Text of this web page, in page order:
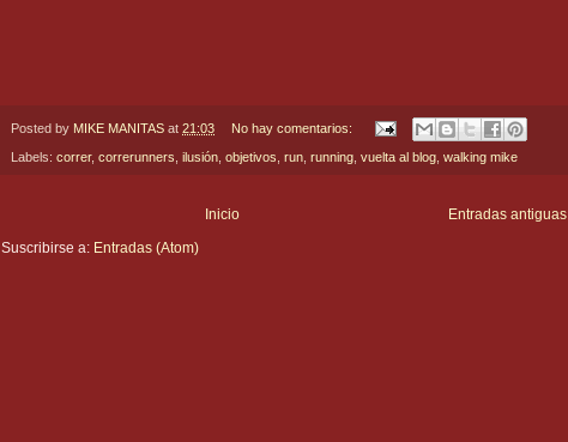
Posted by MIKE MANITAS at 21:03 No hay comentarios:
Labels: correr, correrunners ilusión objetivos run running vuelta al blog walking mike
Entradas antiguas
Inicio
Suscribirse a: Entradas (Atom)